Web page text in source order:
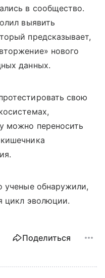
в сообщество.
выявить
предсказывает,
нового
данных.
свою
можно переносить
ученые обнаружили,
цикл эволюции.
Поделиться